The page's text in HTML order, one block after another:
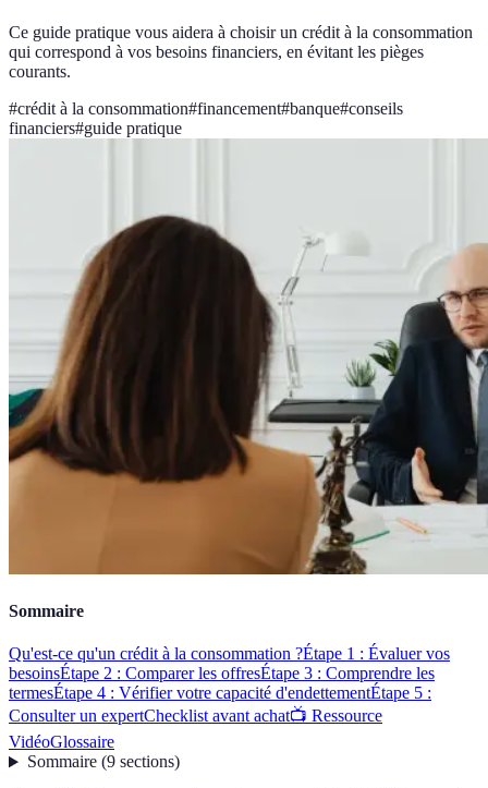
Ce guide pratique vous aidera à choisir un crédit à la consommation
qui correspond à vos besoins financiers, en évitant les pièges
courants.
#crédit à la consommation#financement#banque#conseils
financiers#guide pratique
Sommaire
Qu'est-ce qu'un crédit à la consommation ?Étape 1 : Évaluer vos
besoinsÉtape 2 : Comparer les offresÉtape 3 : Comprendre les
termesÉtape 4 : Vérifier votre capacité d'endettementÉtape 5 :
Consulter un expertChecklist avant achat📺 Ressource
VidéoGlossaire
Sommaire(9 sections)